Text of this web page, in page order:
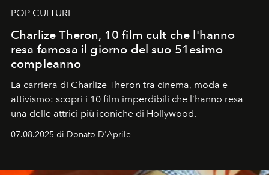
POP CULTURE
Charlize Theron, 10 film cult che l'hanno
resa famosa il giorno del suo 51esimo
compleanno
La carriera di Charlize Theron tra cinema, moda e
attivismo: scopri i 10 film imperdibili che l’hanno resa
una delle attrici più iconiche di Hollywood.
07.08.2025 di Donato D'Aprile